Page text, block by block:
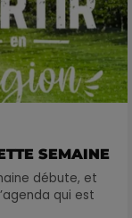
SEMAINE
débute, et
qui est